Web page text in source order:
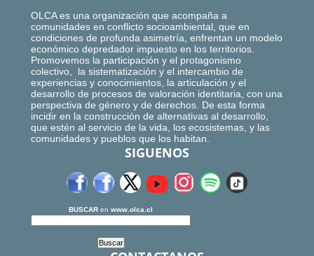
OLCA es una organización que acompaña a
comunidades en conflicto socioambiental, que en
condiciones de profunda asimetría, enfrentan un modelo
económico depredador impuesto en los territorios.
Promovemos la participación y el protagonismo
colectivo, la sistematización y el intercambio de
experiencias y conocimientos, la articulación y el
desarrollo de procesos de valoración identitaria, con una
perspectiva de género y de derechos. De esta forma
incidir en la construcción de alternativas al desarrollo,
que estén al servicio de la vida, los ecosistemas, y las
comunidades y pueblos que los habitan.
SIGUENOS
BUSCAR en www.olca.cl